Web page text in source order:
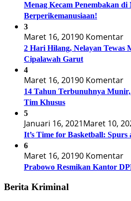
Menag Kecam Penembakan
Berperikemanusiaan!
3
Maret 16, 20190 Komentar
2 Hari Hilang, Nelayan Tewas
Cipalawah Garut
4
Maret 16, 20190 Komentar
14 Tahun Terbunuhnya
Tim Khusus
5
Januari 16, 2021Maret 10,
It’s Time for Basketball: Spurs
6
Maret 16, 20190 Komentar
Prabowo Resmikan Kantor
Berita Kriminal